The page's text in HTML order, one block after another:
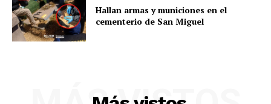
Hallan armas y municiones en el
cementerio de San Miguel